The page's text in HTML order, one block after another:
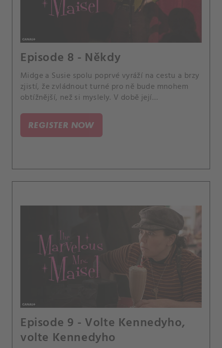
Episode 8 - Někdy
Midge a Susie spolu poprvé vyráží na cestu a brzy
zjistí, že zvládnout turné pro ně bude mnohem
obtížnější, než si myslely. V době její
zajetých kolejích a Midge je nucena se zamyslet
nad tím, zda má cenu, aby pro svůj nový život
obětovala to, co má doma.
REGISTER NOW
Episode 9 - Volte Kennedyho,
volte Kennedyho